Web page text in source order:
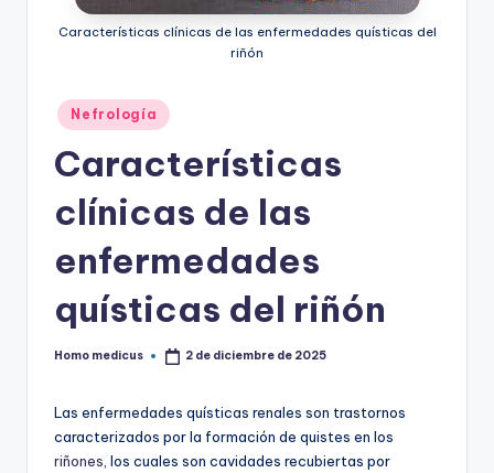
Características clínicas de las enfermedades quísticas del
riñón
Publicado
en
Nefrología
Características
clínicas de las
enfermedades
quísticas del riñón
Publicado
Homo medicus 2 de diciembre de 2025
Las enfermedades quísticas renales son trastornos
caracterizados por la formación de quistes en los
riñones , los cuales son cavidades recubiertas por